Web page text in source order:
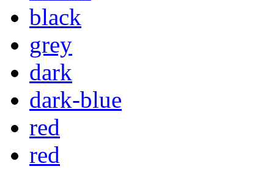
black
grey
dark
dark-blue
red
red